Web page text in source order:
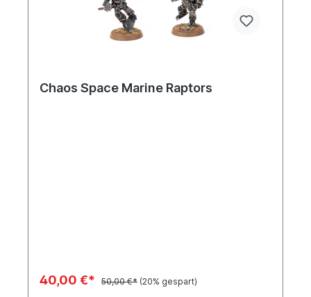
Chaos Space Marine Raptors
40,00 €* 50,00 €* (20% gespart)